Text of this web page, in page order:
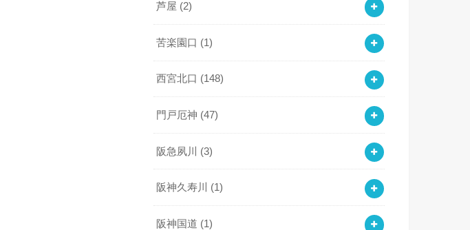
芦屋 (2)
苦楽園口 (1)
西宮北口 (148)
門戸厄神 (47)
阪急夙川 (3)
阪神久寿川 (1)
阪神国道 (1)